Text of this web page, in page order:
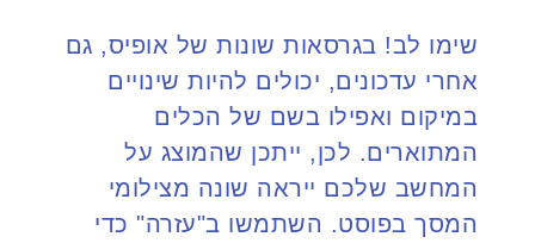
שימו לב! בגרסאות שונות של אופיס, גם
אחרי עדכונים, יכולים להיות שינויים
במיקום ואפילו בשם של הכלים
המתוארים. לכן, ייתכן שהמוצג על
המחשב שלכם ייראה שונה מצילומי
המסך בפוסט. השתמשו ב"עזרה" כדי